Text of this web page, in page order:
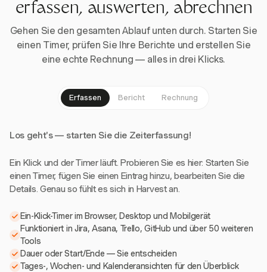
erfassen, auswerten, abrechnen
Gehen Sie den gesamten Ablauf unten durch. Starten Sie
einen Timer, prüfen Sie Ihre Berichte und erstellen Sie
eine echte Rechnung — alles in drei Klicks.
Erfassen Bericht Rechnung
Los geht's — starten Sie die Zeiterfassung!
Ein Klick und der Timer läuft. Probieren Sie es hier: Starten Sie
einen Timer, fügen Sie einen Eintrag hinzu, bearbeiten Sie die
Details. Genau so fühlt es sich in Harvest an.
Ein-Klick-Timer im Browser, Desktop und Mobilgerät
Funktioniert in Jira, Asana, Trello, GitHub und über 50 weiteren
Tools
Dauer oder Start/Ende — Sie entscheiden
Tages-, Wochen- und Kalenderansichten für den Überblick